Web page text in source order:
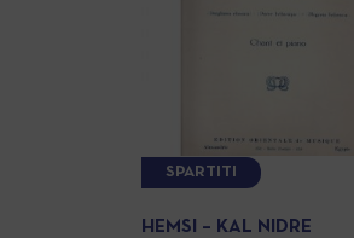
SPARTITI
HEMSI – KAL NIDRE